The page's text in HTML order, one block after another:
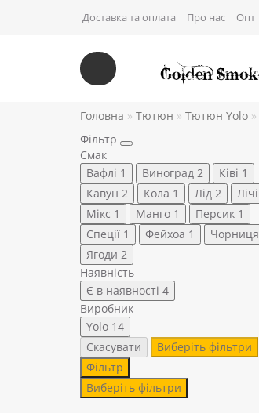
Доставка та оплата Про нас Опт
Головна Тютюн Тютюн Yolo
Фільтр
Смак
Вафлі 1 Виноград 2 Ківі 1
Кавун 2 Кола 1 Лід 2 Лічі
Мікс 1 Манго 1 Персик 1
Спеції 1 Фейхоа 1 Чорниця
Ягоди 2
Наявність
Є в наявності 4
Виробник
Yolo 14
Скасувати
Виберіть фільтри
Фільтр
Виберіть фільтри